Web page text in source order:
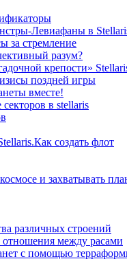
Левиафаны в
за стремление
разум?
крепости»
поздней игры
вместе!
в stellaris
создать флот
и захватывать
различных строений
между расами
с помощью